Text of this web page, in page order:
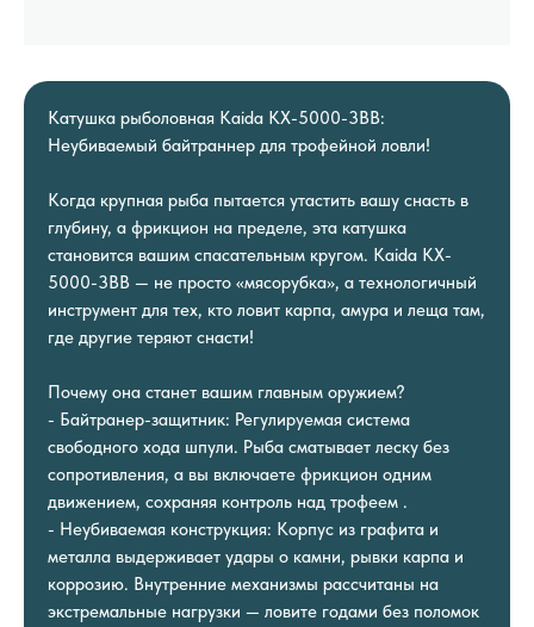
Катушка рыболовная Kaida KX-5000-3BB:
Неубиваемый байтраннер для трофейной ловли!
Когда крупная рыба пытается утастить вашу снасть в
глубину, а фрикцион на пределе, эта катушка
становится вашим спасательным кругом. Kaida KX-
5000-3BB — не просто «мясорубка», а технологичный
инструмент для тех, кто ловит карпа, амура и леща там,
где другие теряют снасти!
Почему она станет вашим главным оружием?
- Байтранер-защитник: Регулируемая система
свободного хода шпули. Рыба сматывает леску без
сопротивления, а вы включаете фрикцион одним
движением, сохраняя контроль над трофеем .
- Неубиваемая конструкция: Корпус из графита и
металла выдерживает удары о камни, рывки карпа и
коррозию. Внутренние механизмы рассчитаны на
экстремальные нагрузки — ловите годами без поломок